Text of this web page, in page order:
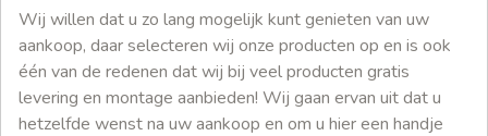
Wij willen dat u zo lang mogelijk kunt genieten van uw
aankoop, daar selecteren wij onze producten op en is ook
één van de redenen dat wij bij veel producten gratis
levering en montage aanbieden! Wij gaan ervan uit dat u
hetzelfde wenst na uw aankoop en om u hier een handje